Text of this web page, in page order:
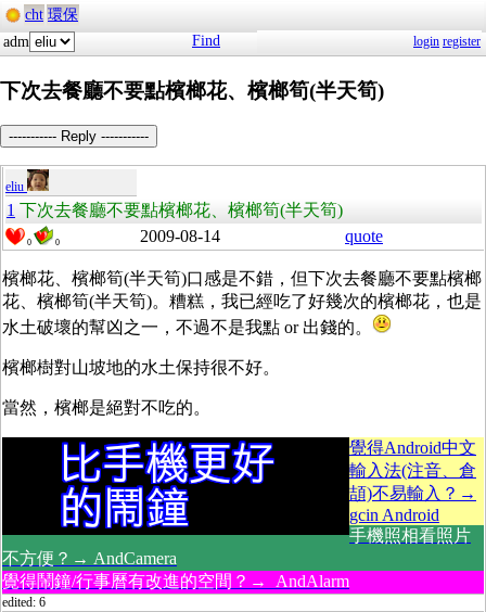
cht 環保
adm
Find login register
下次去餐廳不要點檳榔花、檳榔筍(半天筍)
----------- Reply -----------
eliu
1 下次去餐廳不要點檳榔花、檳榔筍(半天筍)
0 0 2009-08-14 quote
檳榔花、檳榔筍(半天筍)口感是不錯，但下次去餐廳不要點檳榔
花、檳榔筍(半天筍)。糟糕，我已經吃了好幾次的檳榔花，也是
水土破壞的幫凶之一，不過不是我點 or 出錢的。
檳榔樹對山坡地的水土保持很不好。
當然，檳榔是絕對不吃的。
覺得Android中文
輸入法(注音、倉
頡)不易輸入？→
gcin Android
手機照相看照片
不方便？→ AndCamera
覺得鬧鐘/行事曆有改進的空間？→ AndAlarm
edited: 6